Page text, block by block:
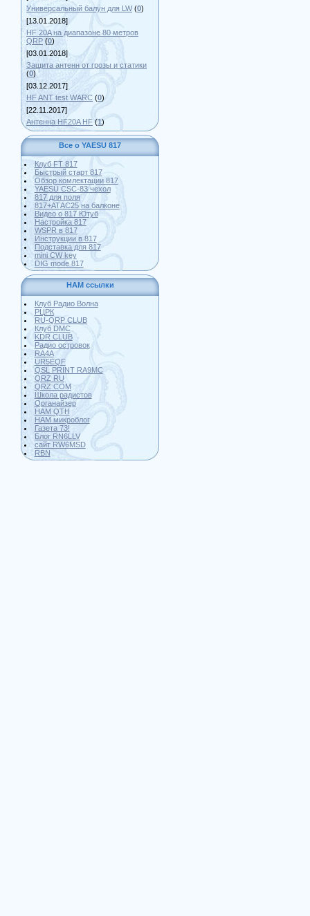
Универсальный балун для LW (0)
[13.01.2018]
HF 20A на диапазоне 80 метров
QRP (0)
[03.01.2018]
Защита антенн от грозы и статики
(0)
[03.12.2017]
HF ANT test WARC (0)
[22.11.2017]
Антенна HF20A HF (1)
Все о YAESU 817
Клуб FT 817
Быстрый старт 817
Обзор комлектации 817
YAESU CSC-83 чехол
817 для поля
817+АТАС25 на балконе
Видео о 817 Ютуб
Настройка 817
WSPR в 817
Инструкции в 817
Подставка для 817
mini CW key
DIG mode 817
HAM ссылки
Клуб Радио Волна
РЦРК
RU-QRP CLUB
Клуб DMC
KDR CLUB
Радио островок
RA4A
UR5EQF
QSL PRINT RA9MC
QRZ RU
QRZ COM
Школа радистов
Органайзер
HAM QTH
HAM микроблог
Газета 73!
Блог RN6LLV
сайт RW6MSD
RBN